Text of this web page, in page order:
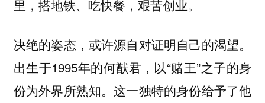
里，搭地铁、吃快餐，艰苦创业。
决绝的姿态，或许源自对证明自己的渴望。
出生于1995年的何猷君，以“赌王”之子的身
份为外界所熟知。这一独特的身份给予了他